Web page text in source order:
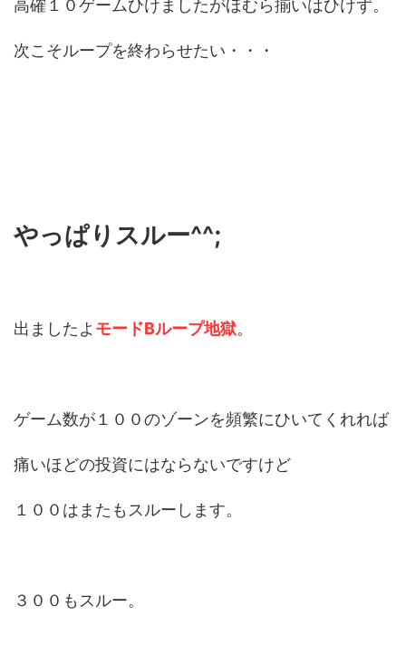
高確１０ゲームひけましたがほむら揃いはひけず。
次こそループを終わらせたい・・・
やっぱりスルー^^;
出ましたよ モードBループ地獄。
ゲーム数が１００のゾーンを頻繁にひいてくれれば
痛いほどの投資にはならないですけど
１００はまたもスルーします。
３００もスルー。